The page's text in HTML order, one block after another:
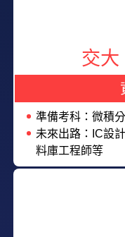
交大
準備考科：微積
未來出路：IC設
料庫工程師等